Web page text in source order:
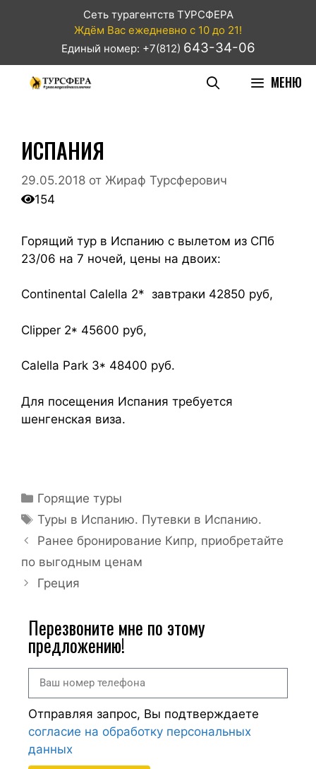
Сеть турагентств ТУРСФЕРА
Ждём Вас ежедневно с 10 до 21!
Единый номер: +7(812) 643-34-06
МЕНЮ
ИСПАНИЯ
29.05.2018 от Жираф Турсферович
154
Горящий тур в Испанию с вылетом из СПб
23/06 на 7 ночей, цены на двоих:
Continental Calella 2* завтраки 42850 руб,
Clipper 2* 45600 руб,
Calella Park 3* 48400 руб.
Для посещения Испания требуется
шенгенская виза.
Горящие туры
Туры в Испанию. Путевки в Испанию.
Ранее бронирование Кипр, приобретайте
по выгодным ценам
Греция
Перезвоните мне по этому
предложению!
Отправляя запрос, Вы подтверждаете
согласие на обработку персональных
данных